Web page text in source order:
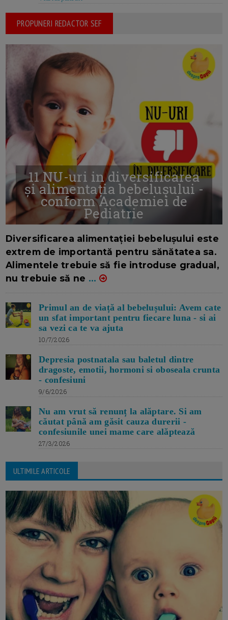
PROPUNERI REDACTOR SEF
11 NU-uri in diversificarea
și alimentația bebelușului -
conform Academiei de
Pediatrie
Diversificarea alimentației bebelușului este
extrem de importantă pentru sănătatea sa.
Alimentele trebuie să fie introduse gradual,
nu trebuie să ne ...
Primul an de viață al bebelușului: Avem cate
un sfat important pentru fiecare luna - si ai
sa vezi ca te va ajuta
10/7/2026
Depresia postnatala sau baletul dintre
dragoste, emotii, hormoni si oboseala crunta
- confesiuni
9/6/2026
Nu am vrut să renunț la alăptare. Si am
căutat până am găsit cauza durerii -
confesiunile unei mame care alăptează
27/3/2026
ULTIMILE ARTICOLE